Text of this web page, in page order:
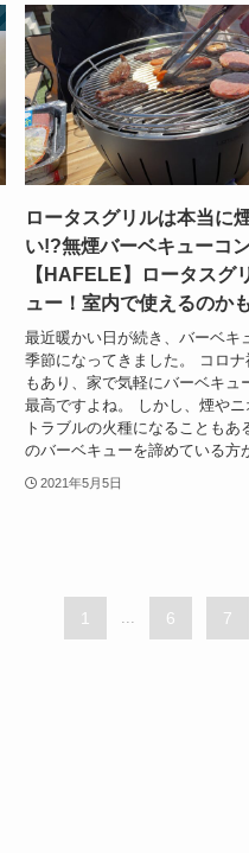
ロータスグリルは本当に
い!?無煙バーベキューコ
【HAFELE】ロータスグ
ュー！室内で使えるのか
最近暖かい日が続き、バーベキ
季節になってきました。 コロナ
もあり、家で気軽にバーベキュ
最高ですよね。 しかし、煙や
トラブルの火種になることもあ
のバーベキューを諦めている方
2021年5月5日
1 6 7